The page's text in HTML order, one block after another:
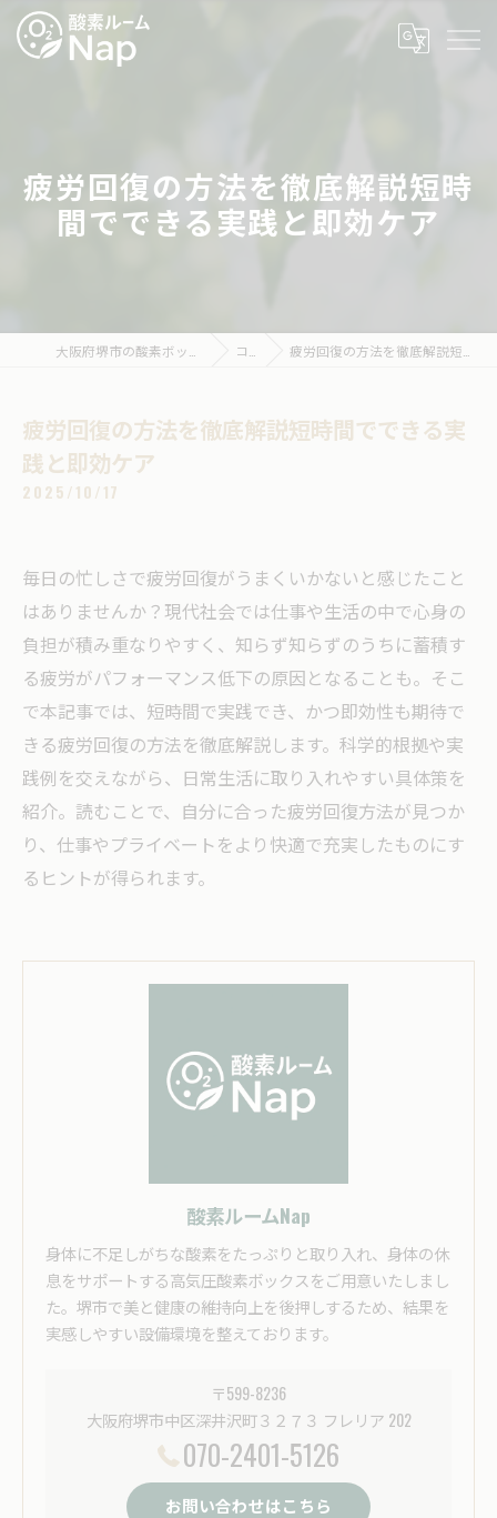
疲労回復の方法を徹底解説短時
間でできる実践と即効ケア
コラム 疲労回復の方法を徹底解説短時間でできる実践と即効ケア
疲労回復の方法を徹底解説短時間でできる実
践と即効ケア
2025/10/17
毎日の忙しさで疲労回復がうまくいかないと感じたこと
はありませんか？現代社会では仕事や生活の中で心身の
負担が積み重なりやすく、知らず知らずのうちに蓄積す
る疲労がパフォーマンス低下の原因となることも。そこ
で本記事では、短時間で実践でき、かつ即効性も期待で
きる疲労回復の方法を徹底解説します。科学的根拠や実
践例を交えながら、日常生活に取り入れやすい具体策を
紹介。読むことで、自分に合った疲労回復方法が見つか
り、仕事やプライベートをより快適で充実したものにす
るヒントが得られます。
酸素ルームNap
身体に不足しがちな酸素をたっぷりと取り入れ、身体の休
息をサポートする高気圧酸素ボックスをご用意いたしまし
た。堺市で美と健康の維持向上を後押しするため、結果を
実感しやすい設備環境を整えております。
〒599-8236
大阪府堺市中区深井沢町３２７３ フレリア 202
070-2401-5126
お問い合わせはこちら